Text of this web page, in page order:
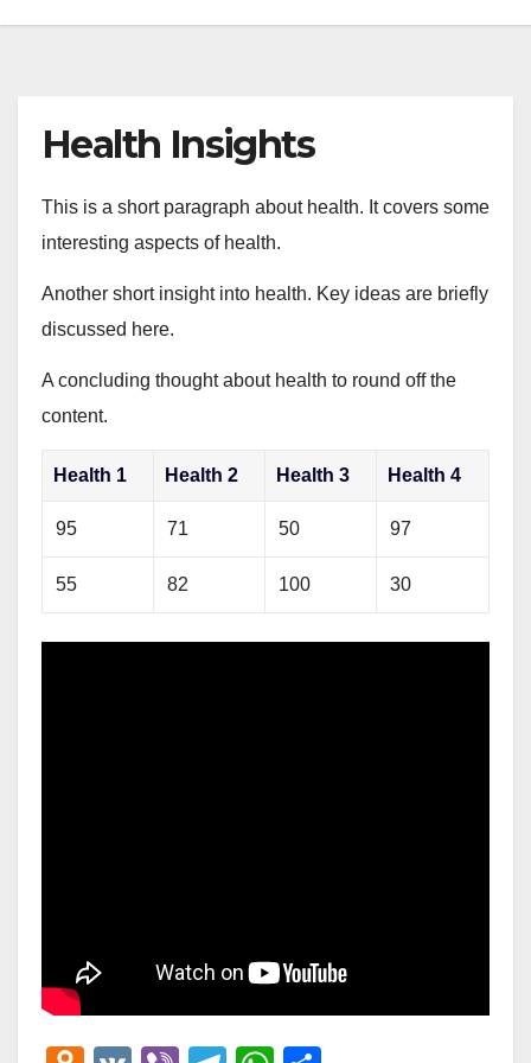
Health Insights
This is a short paragraph about health. It covers some
interesting aspects of health.
Another short insight into health. Key ideas are briefly
discussed here.
A concluding thought about health to round off the
content.
Health 1 Health 2 Health 3 Health 4
95 71 50 97
55 82 100 30